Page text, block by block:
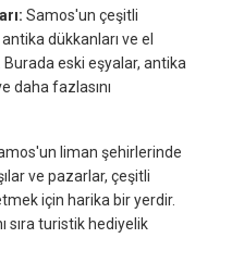
Samos'un çeşitli
dükkanları ve el
eski eşyalar, antika
daha fazlasını
liman şehirlerinde
ve pazarlar, çeşitli
için harika bir yerdir.
sıra turistik hediyelik